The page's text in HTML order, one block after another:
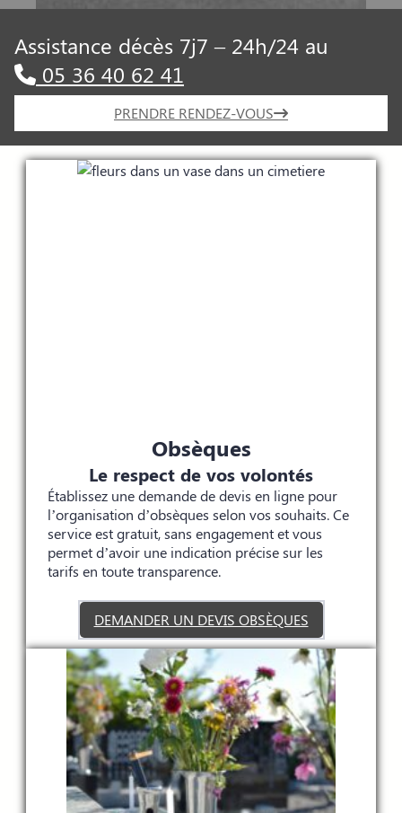
Assistance décès 7j7 – 24h/24 au
05 36 40 62 41
PRENDRE RENDEZ-VOUS
Obsèques
Le respect de vos volontés
Établissez une demande de devis en ligne pour
l’organisation d’obsèques selon vos souhaits. Ce
service est gratuit, sans engagement et vous
permet d’avoir une indication précise sur les
tarifs en toute transparence.
DEMANDER UN DEVIS OBSÈQUES